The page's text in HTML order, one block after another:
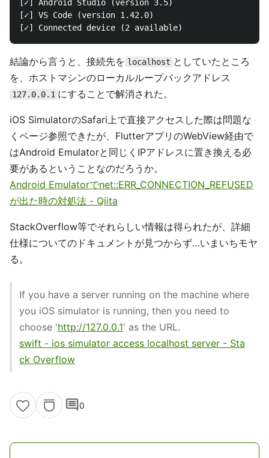
[✓] Android Studio (version 3.5)
[✓] VS Code (version 1.42.0)
結論から言うと、接続先を localhost としていたところ
を、ホストマシンのローカルループバックアドレス
127.0.0.1 にすることで解消された。
iOS SimulatorのSafari上で直接アクセスした際は問題な
くページ参照できたが、FlutterアプリのWebView経由で
はAndroid Emulatorと同じくIPアドレスに置き換える必
要があるということなのだろうか。
Android Emulatorでnet::ERR_CONNECTION_REFUSED
が出た時の対処法 - Qiita
StackOverflow等でそれらしい情報は得られたが、詳細
仕様についてのドキュメントが見つからず…いまいちモヤ
る。
If you have a server running on the machine where
you iOS simulator is running, then you need to
choose 'http://127.0.0.1' as the URL.
swift - ios simulator access localhost server - Sta
ck Overflow
comment0